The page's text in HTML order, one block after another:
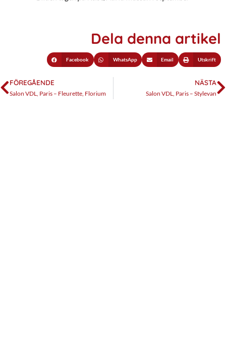
Dela denna artikel
Facebook WhatsApp Email Utskrift
FÖREGÅENDE
Salon VDL, Paris – Fleurette, Florium
NÄSTA
Salon VDL, Paris – Stylevan